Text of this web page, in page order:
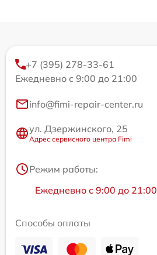
+7 (395) 278-33-61
Ежедневно с 9:00 до 21:00
info@fimi-repair-center.ru
ул. Дзержинского, 25
Адрес сервисного центра Fimi
Режим работы:
Ежедневно с 9:00 до 21:00
Способы оплаты